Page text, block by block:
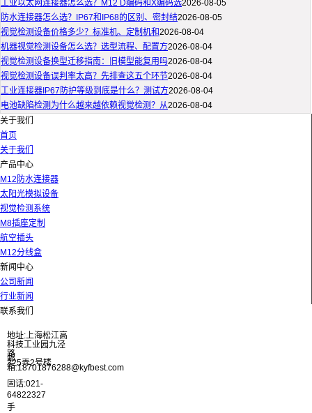
工业以太网连接器怎么选？M12 D编码和X编码选2026-08-05
防水连接器怎么选？IP67和IP68的区别、密封结2026-08-05
视觉检测设备价格多少？标准机、定制机和2026-08-04
机器视觉检测设备怎么选？选型流程、配置方2026-08-04
视觉检测设备换型迁移指南：旧模型能复用吗2026-08-04
视觉检测设备误判率太高？先排查这五个环节2026-08-04
工业连接器IP67防护等级到底是什么？测试方2026-08-04
电池缺陷检测为什么越来越依赖视觉检测？从2026-08-04
关于我们
首页
关于我们
产品中心
M12防水连接器
太阳光模拟设备
视觉检测系统
M8插座定制
航空插头
M12分线盒
新闻中心
公司新闻
行业新闻
联系我们
地址:上海松江高
科技工业园九泾
路
325弄2号楼
邮
箱:18701876288@kyfbest.com
固话:021-
64822327
手